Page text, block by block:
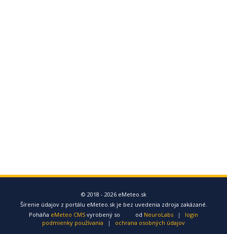
© 2018 - 2026 eMeteo.sk
Šírenie údajov z portálu eMeteo.sk je bez uvedenia zdroja zakázané.
Poháňa eMeteo CMS vyrobený so od NeuroLabs |
login
podmienky používania
| ochrana osobných údajov